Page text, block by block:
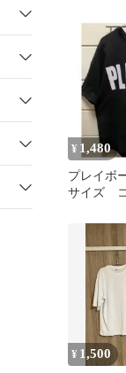
¥ 1,480
プレイボ
サイズ
ラック
¥ 1,500